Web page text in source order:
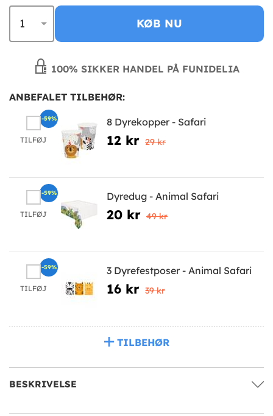
KØB NU
100% SIKKER HANDEL PÅ FUNIDELIA
ANBEFALET TILBEHØR:
TILFØJ
8 Dyrekopper - Safari
12 kr 29 kr
-59%
TILFØJ
Dyredug - Animal Safari
20 kr 49 kr
-59%
TILFØJ
3 Dyrefestposer - Animal Safari
16 kr 39 kr
-59%
TILBEHØR
BESKRIVELSE